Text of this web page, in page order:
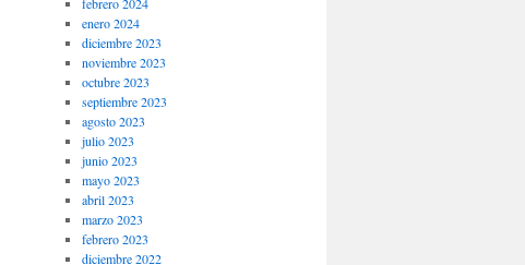
enero 2024
diciembre 2023
noviembre 2023
octubre 2023
septiembre 2023
agosto 2023
julio 2023
junio 2023
mayo 2023
abril 2023
marzo 2023
febrero 2023
diciembre 2022